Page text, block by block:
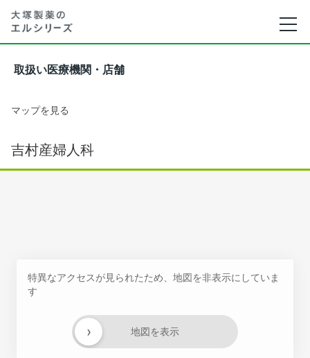
取扱い医療機関・店舗
マップを見る
吉村産婦人科
特異なアクセスが見られたため、地図を非表示にしていま
す
地図を表示
›